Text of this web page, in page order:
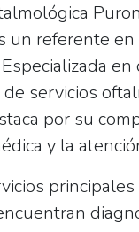
Puron
un referente
en
servicios
por su
y la